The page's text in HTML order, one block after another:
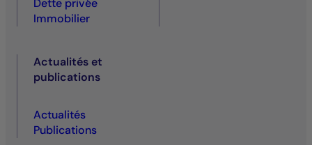
Dette privée
Immobilier
Actualités et
publications
Actualités
Publications